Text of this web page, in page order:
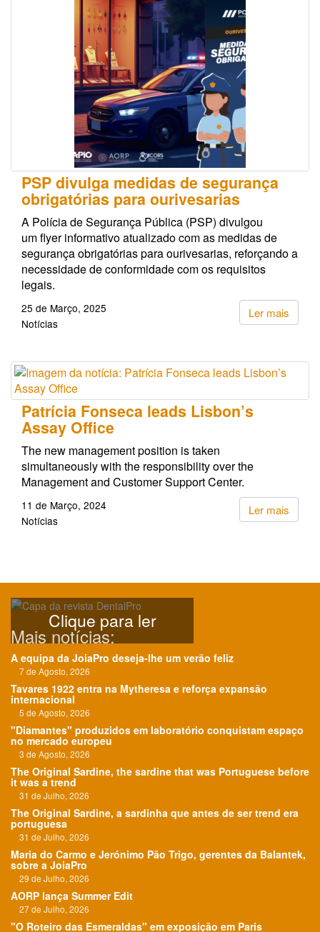
PSP divulga medidas de segurança
obrigatórias para ourivesarias
A Polícia de Segurança Pública (PSP) divulgou
um flyer informativo atualizado com as medidas de
segurança obrigatórias para ourivesarias, reforçando a
necessidade de conformidade com os requisitos
legais.
Ler mais
25 de Março, 2025
Notícias
Patrícia Fonseca leads Lisbon’s
Assay Office
The new management position is taken
simultaneously with the responsibility over the
Management and Customer Support Center.
Ler mais
11 de Março, 2024
Notícias
Clique para ler
Mais notícias:
A equipa da JoiaPro deseja-lhe um verão feliz
7 de Agosto, 2026
Tavares 1922 entra na Mytheresa e reforça expansão
internacional
5 de Agosto, 2026
"Diamantes" produzidos em laboratório conquistam espaço
no mercado europeu
3 de Agosto, 2026
The Original Sardine, the sardine that was Portuguese before
it was a trend
31 de Julho, 2026
The Original Sardine, a sardinha que antes de ser trend era
portuguesa
31 de Julho, 2026
Maria do Carmo e Jerónimo Pão Trigo, gerentes da Balantek,
sobre a JoiaPro
29 de Julho, 2026
AORP lança Summer Edit
27 de Julho, 2026
"O Roteiro das Esmeraldas" em exposição em Paris